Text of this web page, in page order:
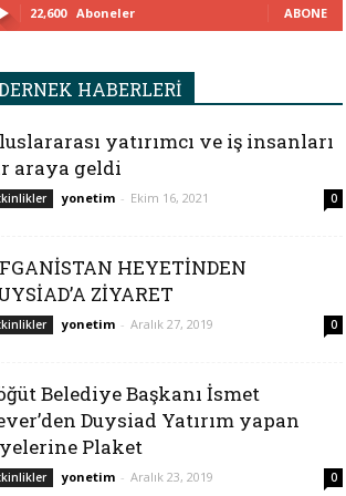
22,600 Aboneler ABONE
HABERLERİ
yatırımcı ve iş insanları
araya geldi
yonetim - Ekim 16, 2021 0
HEYETİNDEN
ZİYARET
yonetim - Aralık 27, 2019 0
Belediye Başkanı İsmet
Duysiad Yatırım yapan
Plaket
yonetim - Aralık 23, 2019 0